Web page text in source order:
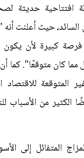
افتتاحية حديثة
السائد، حيث أعلنت أنه
فرصة كبيرة لأن يكون
مما كان متوقعًا". كما
المتوقعة للاقتصاد
أيضًا الكثير من الأسباب
المتفائل إلى